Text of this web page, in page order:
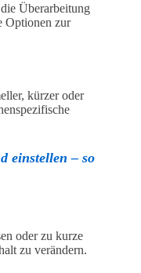
Überarbeitung
Optionen zur
kürzer oder
einstellen – so
oder zu kurze
zu verändern.